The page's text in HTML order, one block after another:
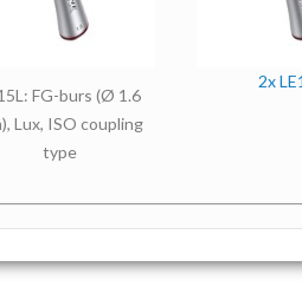
FG-burs (Ø 1.6
Lux, ISO coupling
type
2x